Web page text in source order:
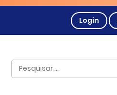
Login